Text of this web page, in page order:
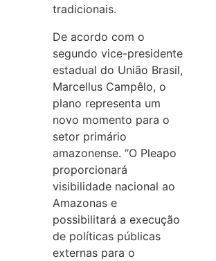
tradicionais.
De acordo com o
segundo vice-presidente
estadual do União Brasil,
Marcellus Campêlo, o
plano representa um
novo momento para o
setor primário
amazonense. “O Pleapo
proporcionará
visibilidade nacional ao
Amazonas e
possibilitará a execução
de políticas públicas
externas para o